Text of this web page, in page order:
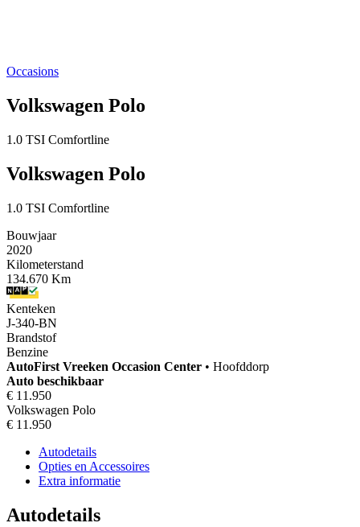
Occasions
Volkswagen Polo
1.0 TSI Comfortline
Volkswagen Polo
1.0 TSI Comfortline
Bouwjaar
2020
Kilometerstand
134.670 Km
Kenteken
J-340-BN
Brandstof
Benzine
AutoFirst Vreeken Occasion Center • Hoofddorp
Auto beschikbaar
€ 11.950
Volkswagen Polo
€ 11.950
Autodetails
Opties en Accessoires
Extra informatie
Autodetails